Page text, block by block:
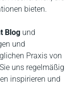
bieten.
Blog und
und
Praxis von
uns regelmäßig
inspirieren und